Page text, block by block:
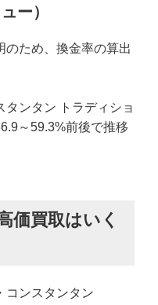
ー）
のため、換金率の算出
タンタン トラディショ
～59.3%前後で推移
価買取はいく
コンスタンタン